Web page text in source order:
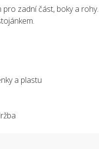
zadní část, boky a
a plastu